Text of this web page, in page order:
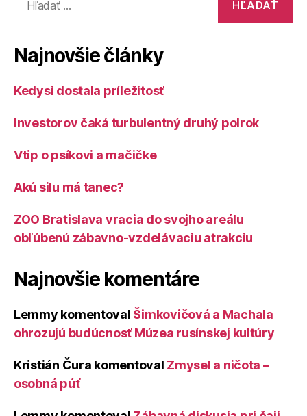
Najnovšie články
Kedysi dostala príležitosť
Investorov čaká turbulentný druhý polrok
Vtip o psíkovi a mačičke
Akú silu má tanec?
ZOO Bratislava vracia do svojho areálu
obľúbenú zábavno-vzdelávaciu atrakciu
Najnovšie komentáre
Lemmy komentoval Šimkovičová a Machala
ohrozujú budúcnosť Múzea rusínskej kultúry
Kristián Čura komentoval Zmysel a ničota –
osobná púť